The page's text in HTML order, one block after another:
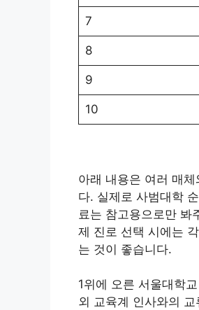
7
8
9
10
아래 내용은 여러 매
다. 실제로 사범대학
료는 참고용으로만 봐
제 진로 선택 시에는
는 것이 좋습니다.
1위에 오른 서울대학
외 교육계 인사와의